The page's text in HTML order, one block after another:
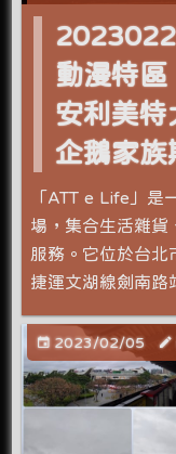
動漫特區
安利美特
企鵝家族
「ATT e Life」是
場，集合生活雜貨
服務。它位於台北
捷運文湖線劍南
2023/02/05